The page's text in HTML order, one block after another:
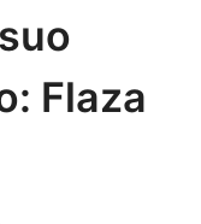
Flaza